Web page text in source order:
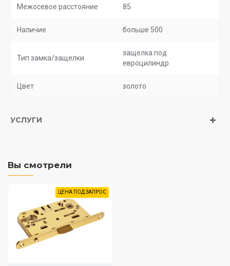
Межосевое расстояние 85
Наличие больше 500
Тип замка/защелки
защелка под
евроцилиндр
Цвет золото
УСЛУГИ
Вы смотрели
ЦЕНА ПОД ЗАПРОС